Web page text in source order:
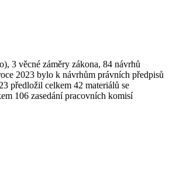
3 věcné záměry zákona, 84 návrhů
2023 bylo k návrhům právních předpisů
předložil celkem 42 materiálů se
106 zasedání pracovních komisí